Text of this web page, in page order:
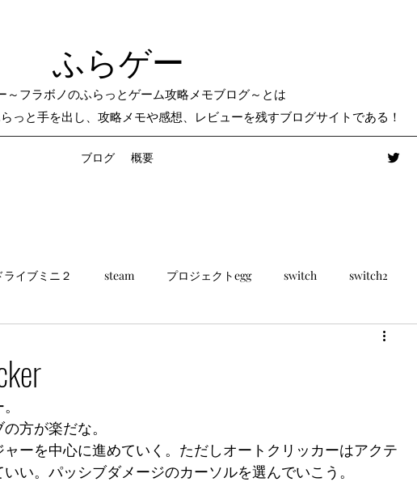
ふらゲー
～フラボノのふらっとゲーム攻略メモブログ～とは
っと手を出し、攻略メモや感想、レビューを残すブログサイトである！
ブログ 概要
ライブミニ２ steam プロジェクトegg switch switch2
方が楽だな。
ーを中心に進めていく。ただしオートクリッカーはアクテ
い。パッシブダメージのカーソルを選んでいこう。